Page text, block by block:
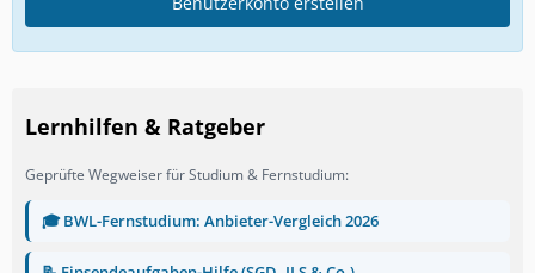
Lernhilfen & Ratgeber
Geprüfte Wegweiser für Studium & Fernstudium:
🎓 BWL-Fernstudium: Anbieter-Vergleich 2026